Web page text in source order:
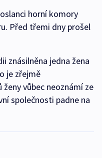
horní komory
Před třemi dny prošel
znásilněna jedna žena
je zřejmě
vůbec neoznámí ze
společnosti padne na